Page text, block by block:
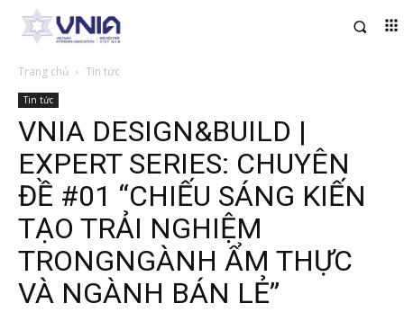
Trang chủ Tin tức
Tin tức
VNIA DESIGN&BUILD |
EXPERT SERIES: CHUYÊN
ĐỀ #01 “CHIẾU SÁNG KIẾN
TẠO TRẢI NGHIỆM
TRONGNGÀNH ẨM THỰC
VÀ NGÀNH BÁN LẺ”